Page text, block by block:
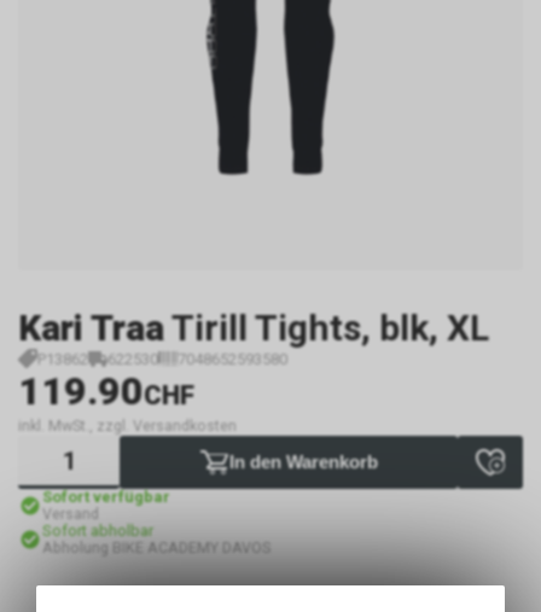
Kari TraaTirill Tights, blk, XL
P13862 622530 7048652593580
119.90CHF
inkl. MwSt., zzgl. Versandkosten
In den Warenkorb
Sofort verfügbar
Versand
Sofort abholbar
Abholung BIKE ACADEMY DAVOS